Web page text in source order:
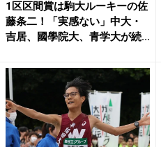
1区区間賞は駒大ルーキーの佐
藤条二！「実感ない」中大・
吉居、國學院大、青学大が続...